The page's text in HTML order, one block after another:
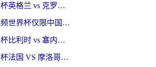
在国外看世界杯英格兰 vs 克罗地亚当前地区不可播放？这篇指南帮你搞定所有海外观赛难题
在海外看央视频世界杯仅限中国大陆？这篇指南帮你解锁中文解说+无卡顿直播
在海外看世界杯比利时 vs 塞内加尔仅限中国大陆？我找到了最流畅的中文解说之路
在国外看世界杯法国 VS 摩洛哥仅限中国大陆？海外党这样看中文解说赛事不卡顿